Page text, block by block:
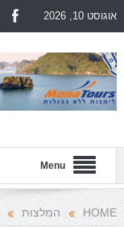
אוגוסט 10, 2026
Menu
HOME המלצות